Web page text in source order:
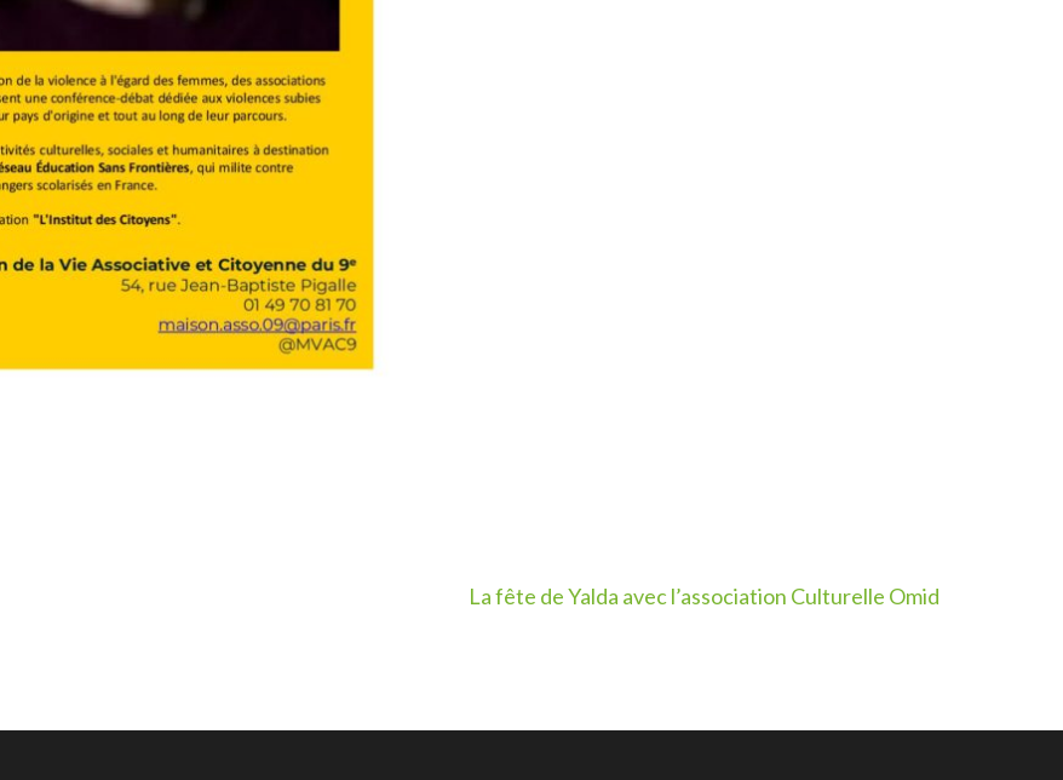
La fête de Yalda avec l’association Culturelle Omid